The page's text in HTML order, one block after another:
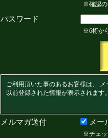
※確認の
パスワード
※6桁か
ご利用頂いた事のあるお客様は、
以前登録された情報が表示されます。
メルマガ送付 メー
※チェッ